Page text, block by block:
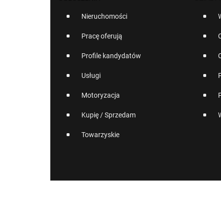
Nieruchomości
Pracę oferują
Profile kandydatów
Usługi
Motoryzacja
Kupię / Sprzedam
Towarzyskie